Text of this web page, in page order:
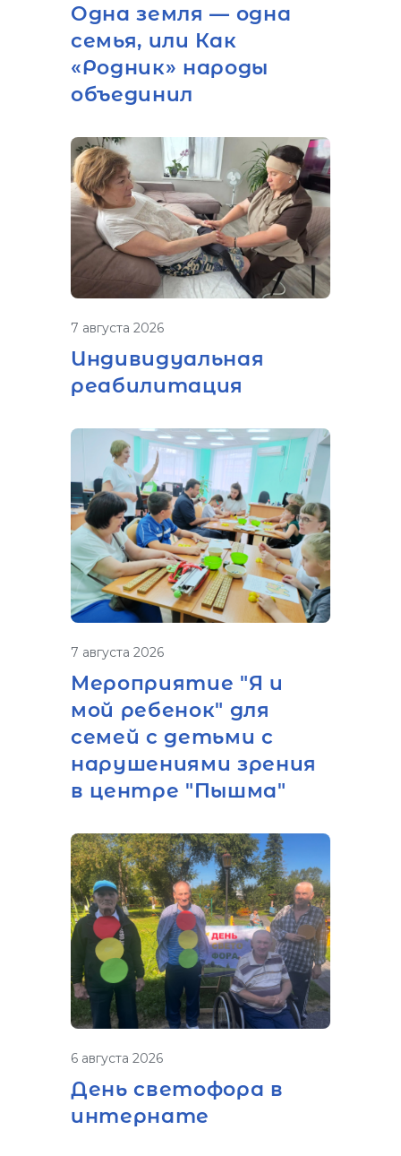
Одна земля — одна
семья, или Как
«Родник» народы
объединил
7 августа 2026
Индивидуальная
реабилитация
7 августа 2026
Мероприятие "Я и
мой ребенок" для
семей с детьми с
нарушениями зрения
в центре "Пышма"
6 августа 2026
День светофора в
интернате